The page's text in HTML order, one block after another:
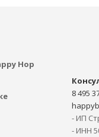
Hop
8 495
- ИП
- ИНН